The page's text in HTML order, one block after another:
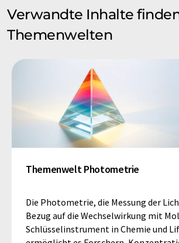
Verwandte Inhalte
Themenwelten
Themenwelt Photometrie
Die Photometrie, die Messung der
Bezug auf die Wechselwirkung mit
Schlüsselinstrument in Chemie und